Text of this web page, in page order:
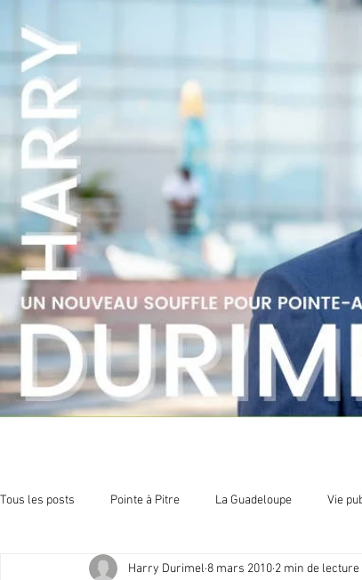
Tous les posts Pointe à Pitre La Guadeloupe Vie
Sport et culture Organisation politique
Harry Durimel 8 mars 2010 2 min de lecture